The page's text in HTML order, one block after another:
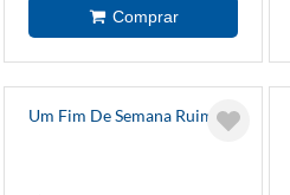
Um Fim De Semana Ruim